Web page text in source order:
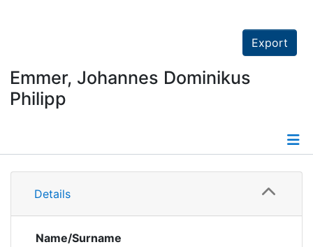
Export
Emmer, Johannes Dominikus
Philipp
Details
Details
Name/Surname